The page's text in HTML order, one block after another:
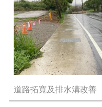
道路拓寬及排水溝改善